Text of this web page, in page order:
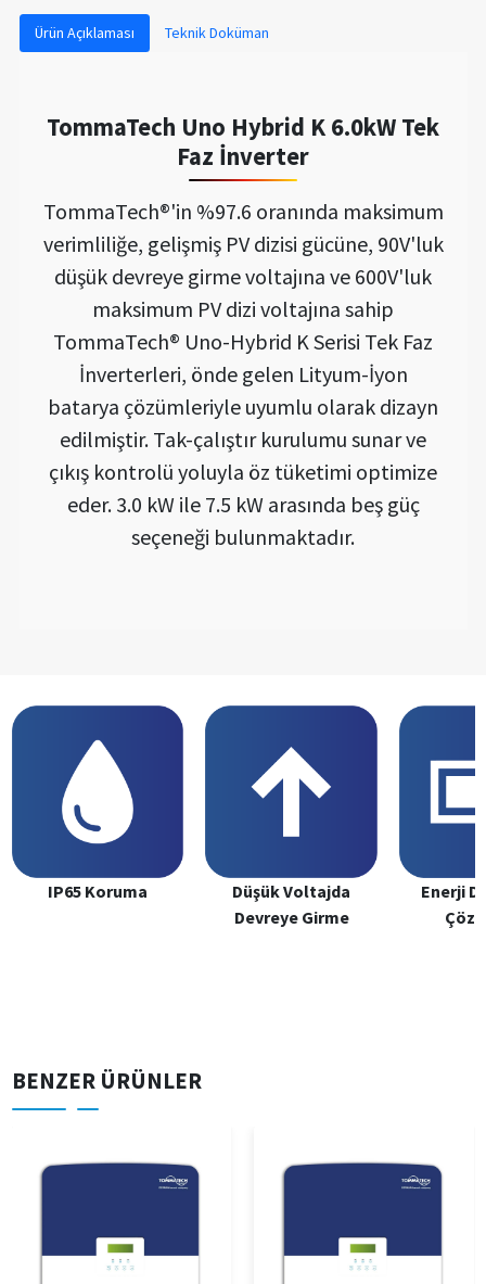
Ürün Açıklaması Teknik Doküman
TommaTech Uno Hybrid K 6.0kW Tek
Faz İnverter
TommaTech®'in %97.6 oranında maksimum
verimliliğe, gelişmiş PV dizisi gücüne, 90V'luk
düşük devreye girme voltajına ve 600V'luk
maksimum PV dizi voltajına sahip
TommaTech® Uno-Hybrid K Serisi Tek Faz
İnverterleri, önde gelen Lityum-İyon
batarya çözümleriyle uyumlu olarak dizayn
edilmiştir. Tak-çalıştır kurulumu sunar ve
çıkış kontrolü yoluyla öz tüketimi optimize
eder. 3.0 kW ile 7.5 kW arasında beş güç
seçeneği bulunmaktadır.
IP65 Koruma
Düşük Voltajda
Devreye Girme
Enerji
BENZER ÜRÜNLER